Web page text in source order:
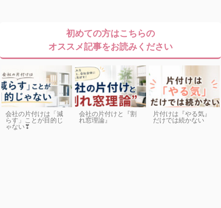
初めての方はこちらの
オススメ記事をお読みください
会社の片付けは「減
らす」ことが目的じ
ゃない❣
会社の片付けと『割
れ窓理論』
片付けは『やる気』
だけでは続かない